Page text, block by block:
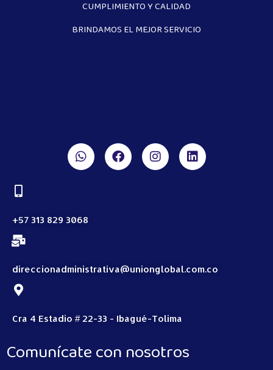
CUMPLIMIENTO Y CALIDAD
BRINDAMOS EL MEJOR SERVICIO
+57 313 829 3068
direccionadministrativa@unionglobal.com.co
Cra 4 Estadio # 22-33 - Ibagué-Tolima
Comunícate con nosotros